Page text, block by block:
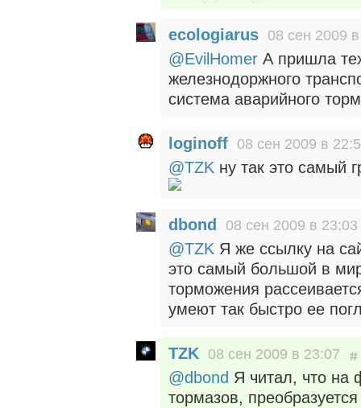
ecologiarus 08 сен 2009
@EvilHomer А пришла
железнодоржного
система аварийного
loginoff 08 сен 2009 в
@TZK ну так это самый
dbond 08 сен 2009 в 23:03
@TZK Я же ссылку на
это самый большой в
торможения
умеют так быстро ее
TZK 08 сен 2009 в 23:07
@dbond Я читал, что на
тормазов,